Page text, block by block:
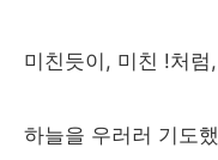
미친듯이, 미친 !처
하늘을 우러러 기도